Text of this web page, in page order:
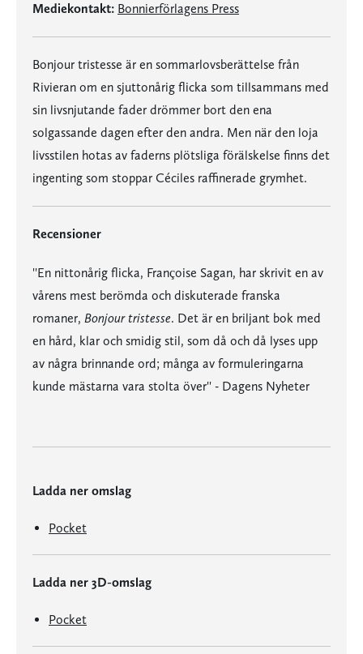
Mediekontakt: Bonnierförlagens Press
Bonjour tristesse är en sommarlovsberättelse från
Rivieran om en sjuttonårig flicka som tillsammans med
sin livsnjutande fader drömmer bort den ena
solgassande dagen efter den andra. Men när den loja
livsstilen hotas av faderns plötsliga förälskelse finns det
ingenting som stoppar Céciles raffinerade grymhet.
Recensioner
''En nittonårig flicka, Françoise Sagan, har skrivit en av
vårens mest berömda och diskuterade franska
romaner, Bonjour tristesse. Det är en briljant bok med
en hård, klar och smidig stil, som då och då lyses upp
av några brinnande ord; många av formuleringarna
kunde mästarna vara stolta över'' - Dagens Nyheter
Ladda ner omslag
Pocket
Ladda ner 3D-omslag
Pocket